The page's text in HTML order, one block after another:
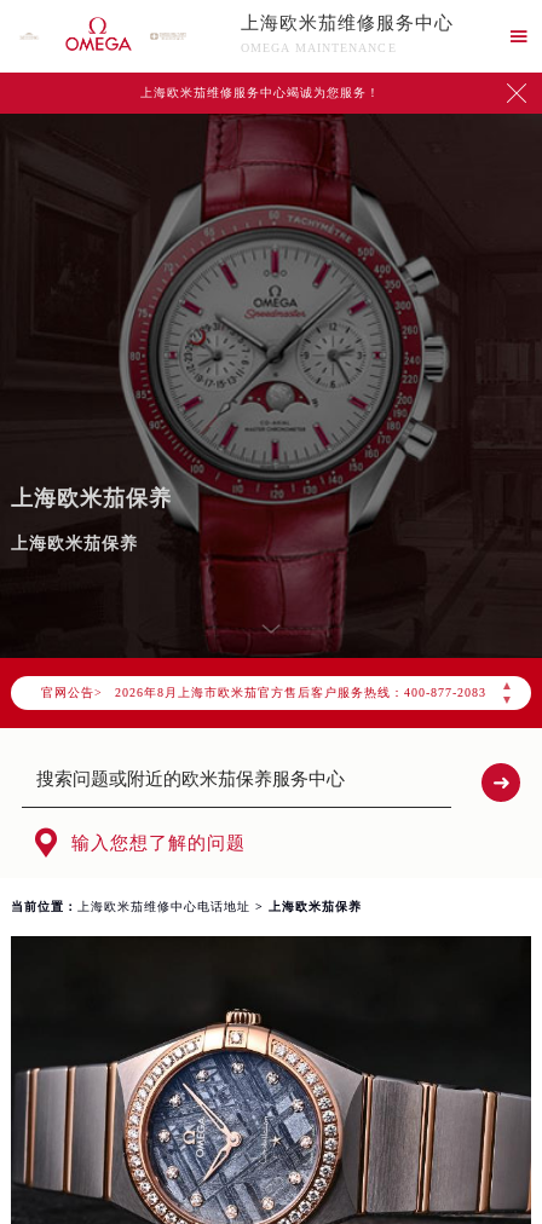
上海欧米茄维修服务中心
OMEGA MAINTENANCE

上海欧米茄维修服务中心竭诚为您服务！ 
上海欧米茄保养
上海欧米茄保养
官网公告>
▲
▼
2026年8月欧米茄上海市售后服务网络优化升级公告
2026年8月上海市欧米茄官方售后客户服务热线：400-877-2083
2026年8月欧米茄售后服务中心最新网点地址：
上海市徐汇区虹桥路3号港汇中心写字楼2座37层3705室（需提前预约）
上海市黄浦区南京东路299号宏伊国际广场写字楼8层806室欧米茄售后服务中心（需提前预约）
 输入您想了解的问题
当前位置： 上海欧米茄维修中心电话地址 > 上海欧米茄保养